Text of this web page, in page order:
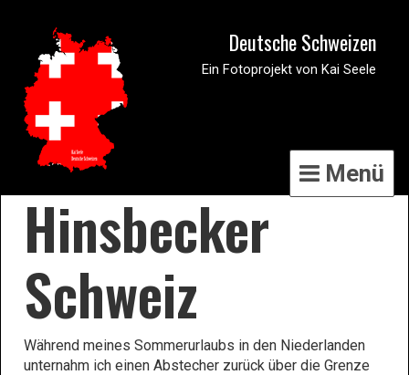
Deutsche Schweizen
Ein Fotoprojekt von Kai Seele
Menü
Hinsbecker
Schweiz
Während meines Sommerurlaubs in den Niederlanden
unternahm ich einen Abstecher zurück über die Grenze